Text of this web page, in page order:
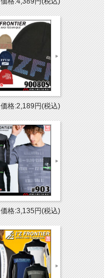
価格:2,189円(税込)
価格:3,135円(税込)